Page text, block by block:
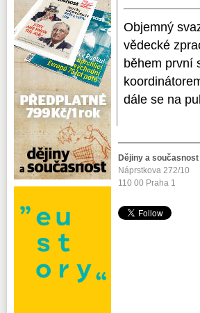
Objemný
vědecké
během první
dále se na
Dějiny a současnost
Náprstkova 272/10
110 00 Praha 1